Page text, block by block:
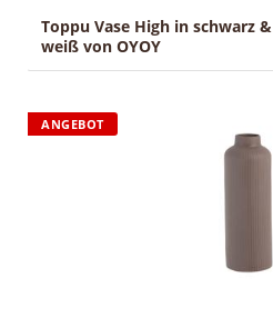
Toppu Vase High in schwarz &
weiß von OYOY
ANGEBOT